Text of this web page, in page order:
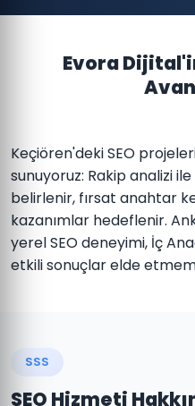
Evora
Keçiören'deki SEO
sunuyoruz: Rakip analizi
belirlenir, fırsat anahtar
kazanımlar hedeflenir.
yerel SEO deneyimi, İç
etkili sonuçlar elde
SSS
SEO Hizmeti